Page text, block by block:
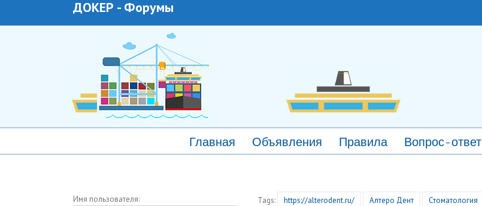
ДОКЕР - Форумы
Главная Объявления Правила Вопрос-ответ
Tags: https://alterodent.ru/ Алтеро Дент Стоматология
Имя пользователя: